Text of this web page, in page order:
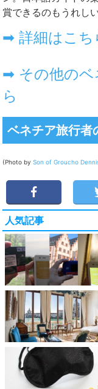
賞できるのもうれし
➡ 詳細はこち
➡ その他のベ
ら
ベネチア旅行者
(Photo by Son of Groucho
人気記事